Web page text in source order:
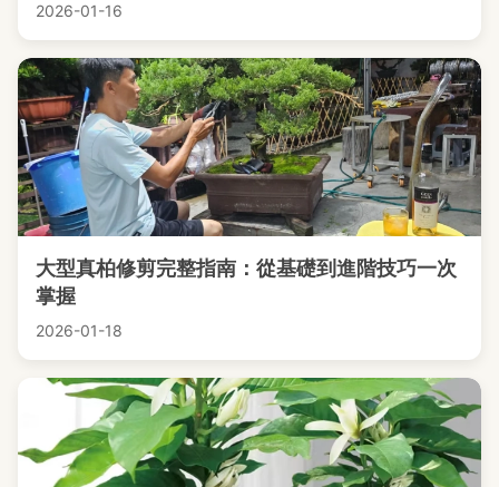
2026-01-16
大型真柏修剪完整指南：從基礎到進階技巧一次
掌握
2026-01-18